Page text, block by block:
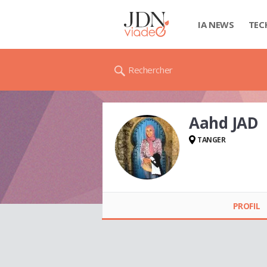
IA NEWS
Rechercher
Aahd JAD
TANGER
PROFIL